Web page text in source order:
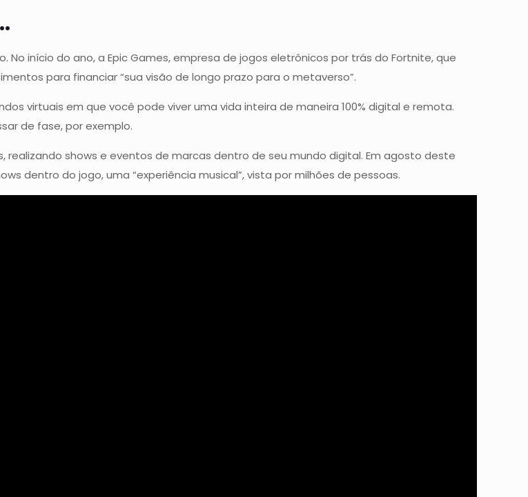
No início do ano, a Epic Games, empresa de jogos eletrônicos por trás do Fortnite, que
para financiar “sua visão de longo prazo para o metaverso”.
virtuais em que você pode viver uma vida inteira de maneira 100% digital e remota.
de fase, por exemplo.
realizando shows e eventos de marcas dentro de seu mundo digital. Em agosto deste
dentro do jogo, uma “experiência musical”, vista por milhões de pessoas.